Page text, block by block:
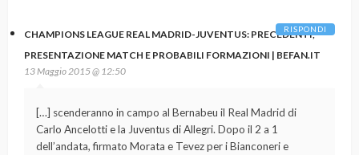
CHAMPIONS LEAGUE REAL MADRID-JUVENTUS: PRECEDENTI,
PRESENTAZIONE MATCH E PROBABILI FORMAZIONI | BEFAN.IT
13 Maggio 2015 @ 12:50
[…] scenderanno in campo al Bernabeu il Real Madrid di
Carlo Ancelotti e la Juventus di Allegri. Dopo il 2 a 1
dell’andata, firmato Morata e Tevez per i Bianconeri e
RISPONDI